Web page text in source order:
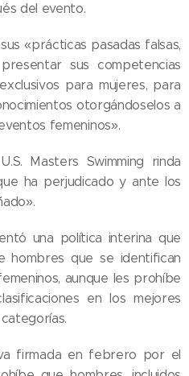
del evento.
«prácticas pasadas falsas,
sus competencias
para mujeres, para
otorgándoselos a
femeninos».
Masters Swimming rinda
ha perjudicado y ante los
una política interina que
hombres que se identifican
aunque les prohíbe
en los mejores
firmada en febrero por el